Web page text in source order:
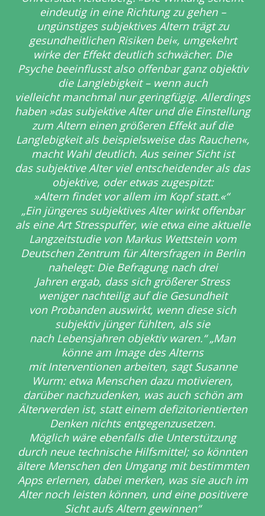
eindeutig in eine Richtungzu gehen –
ungünstiges subjektives Altern trägt zu
gesundheitlichen Risiken bei«, umgekehrt
wirke der Effekt deutlich schwächer. Die
Psyche beeinflusstalso offenbar ganz objektiv
die Langlebigkeit – wenn auch
vielleichtmanchmal nur geringfügig. Allerdings
haben »das subjektive Alter und die Einstellung
zum Altern einen größeren Effekt auf die
Langlebigkeit als beispielsweise das Rauchen«,
macht Wahl deutlich. Aus seiner Sicht ist
das subjektive Alter viel entscheidender als das
objektive, oder etwas zugespitzt:
»Altern findet vor allem im Kopf statt.«“
„Ein jüngeres subjektives Alter wirkt offenbar
als eine Art Stresspuffer, wie etwa eine aktuelle
Langzeitstudie von Markus Wettstein vom
DeutschenZentrum für Altersfragen in Berlin
nahelegt: Die Befragung nach drei
Jahren ergab, dass sich größerer Stress
weniger nachteilig auf die Gesundheit
von Probanden auswirkt, wenn diese sich
subjektiv jünger fühlten, als sie
nach Lebensjahren objektiv waren.“ „Man
könne am Image des Alterns
mitInterventionen arbeiten, sagt Susanne
Wurm: etwa Menschen dazu motivieren,
darüber nachzudenken, was auch schön am
Älterwerden ist, statt einem defizitorientierten
Denken nichts entgegenzusetzen.
Möglich wäre ebenfalls die Unterstützung
durch neue technische Hilfsmittel; so könnten
ältere Menschen den Umgang mit bestimmten
Apps erlernen, dabei merken, was sie auch im
Alter noch leisten können, und eine positivere
Sicht aufs Altern gewinnen“